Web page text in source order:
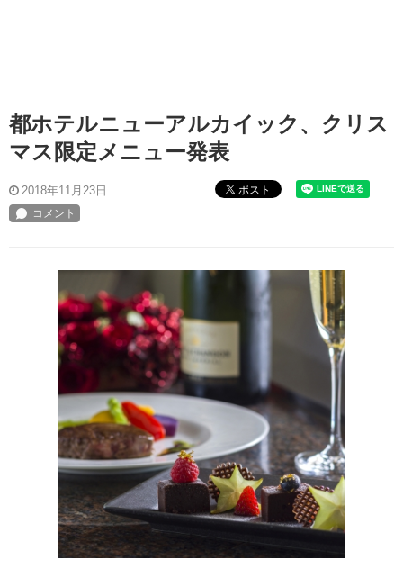
都ホテルニューアルカイック、クリス
マス限定メニュー発表
2018年11月23日 ポスト